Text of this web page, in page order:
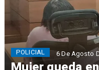
Mujer queda
POLICIAL 6 De Agosto